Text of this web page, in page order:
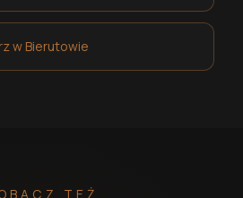
w Bierutowie
TEŻ